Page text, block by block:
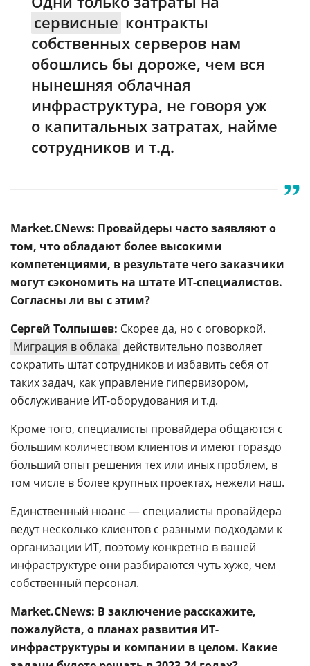
сервисные контракты
собственных серверов нам
обошлись бы дороже, чем вся
нынешняя облачная
инфраструктура, не говоря уж
о капитальных затратах, найме
сотрудников и т.д.
Market.CNews: Провайдеры часто заявляют о
том, что обладают более высокими
компетенциями, в результате чего заказчики
могут сэкономить на штате ИТ-специалистов.
Согласны ли вы с этим?
Сергей Толпышев: Скорее да, но с оговоркой.
Миграция в облака действительно позволяет
сократить штат сотрудников и избавить себя от
таких задач, как управление гипервизором,
обслуживание ИТ-оборудования и т.д.
Кроме того, специалисты провайдера общаются с
большим количеством клиентов и имеют гораздо
больший опыт решения тех или иных проблем, в
том числе в более крупных проектах, нежели наш.
Единственный нюанс — специалисты провайдера
ведут несколько клиентов с разными подходами к
организации ИТ, поэтому конкретно в вашей
инфраструктуре они разбираются чуть хуже, чем
собственный персонал.
Market.CNews: В заключение расскажите,
пожалуйста, о планах развития ИТ-
инфраструктуры и компании в целом. Какие